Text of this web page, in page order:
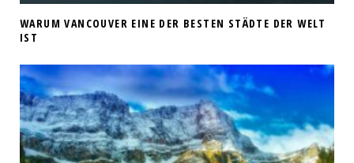
WARUM VANCOUVER EINE DER BESTEN STÄDTE DER WELT
IST